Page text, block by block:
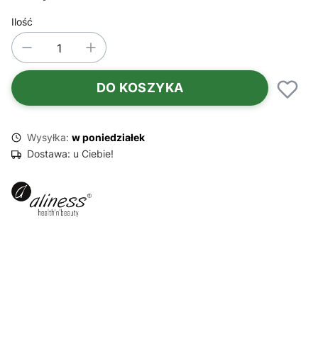
Ilość
DO KOSZYKA
Wysyłka: w poniedziałek
Dostawa: u Ciebie!